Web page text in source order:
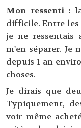
Mon ressenti :
difficile. Entre les
je ne ressentais
m'en séparer. Je
depuis 1 an
choses.
Je dirais que
Typiquement,
voir même